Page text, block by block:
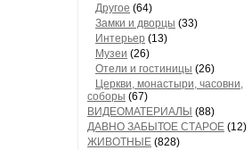
Другое (64)
Замки и дворцы (33)
Интерьер (13)
Музеи (26)
Отели и гостиницы (26)
Церкви, монастыри, часовни,
соборы (67)
ВИДЕОМАТЕРИАЛЫ (88)
ДАВНО ЗАБЫТОЕ СТАРОЕ (12)
ЖИВОТНЫЕ (828)